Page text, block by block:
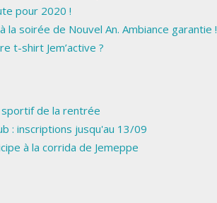
pour 2020 !
la soirée de Nouvel An. Ambiance garantie !
t-shirt Jem’active ?
de la rentrée
: inscriptions jusqu'au 13/09
à la corrida de Jemeppe